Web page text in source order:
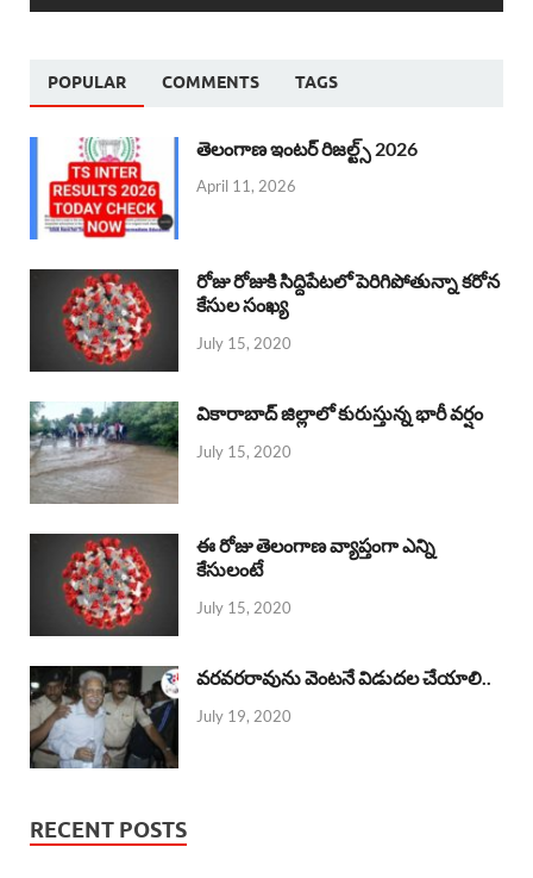
POPULAR COMMENTS TAGS
తెలంగాణ ఇంటర్ రిజల్ట్స్ 2026
April 11, 2026
రోజు రోజుకి సిద్దిపేటలో పెరిగిపోతున్నా కరోన
కేసుల సంఖ్య
July 15, 2020
వికారాబాద్ జిల్లాలో కురుస్తున్న భారీ వర్షం
July 15, 2020
ఈ రోజు తెలంగాణ వ్యాప్తంగా ఎన్ని
కేసులంటే
July 15, 2020
వరవరరావును వెంటనే విడుదల చేయాలి..
July 19, 2020
RECENT POSTS